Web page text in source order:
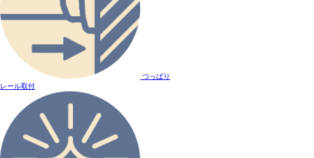
つっぱり
レール取付